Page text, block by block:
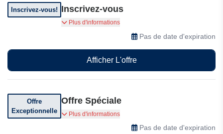
Inscrivez-vous! Inscrivez-vous
Inscrivez-vous dès aujourd’hui et commencez
votre parcours vers la licence avec des
économies immédiates !
Plus d'informations
Pas de date d'expiration
Afficher L'offre
Offre
Exceptionnelle
Offre Spéciale
Profitez d'offres exceptionnelles chez 1 Exam
Plus d'informations
Pas de date d'expiration